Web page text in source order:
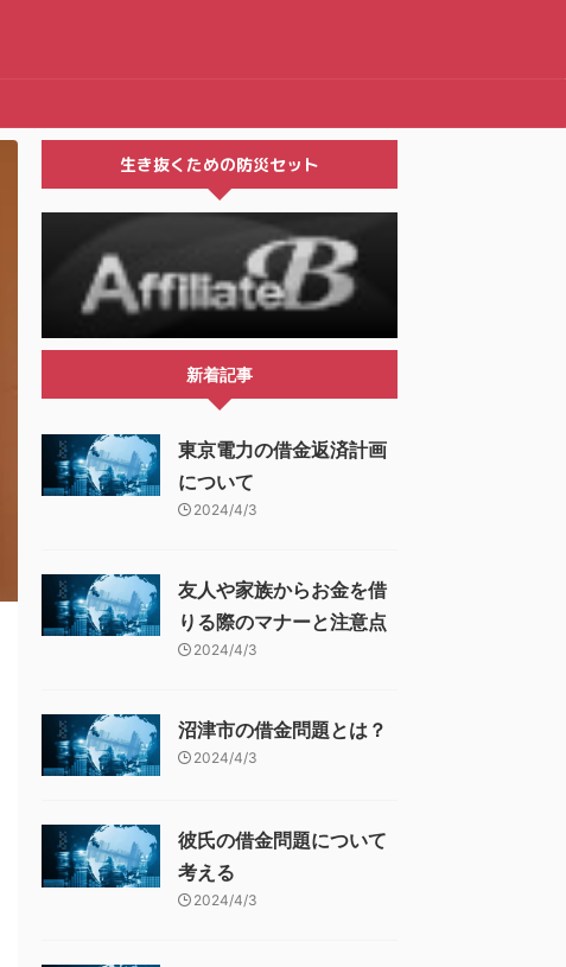
生き抜くための防災セット
新着記事
東京電力の借金返済計画
について
2024/4/3
友人や家族からお金を借
りる際のマナーと注意点
2024/4/3
沼津市の借金問題とは？
2024/4/3
彼氏の借金問題について
考える
2024/4/3